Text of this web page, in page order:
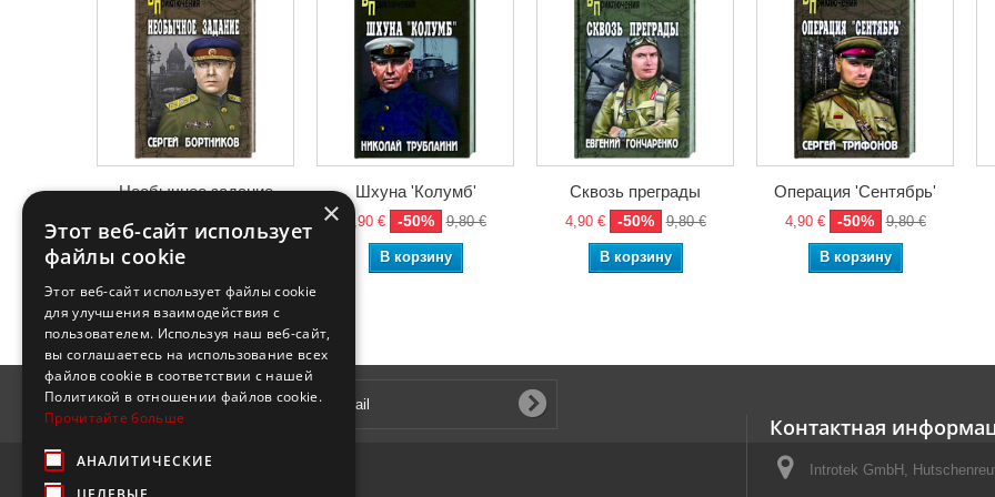
Необычное задание
5,90 € -50%
В корзину
Шхуна 'Колумб'
4,90 € -50% 9,80 €
В корзину
Сквозь преграды
4,90 € -50% 9,80 €
В корзину
Операция 'Сентябрь'
4,90 € -50% 9,80 €
В корзину
Рассылка
Контактная
Introtek GmbH,
×
Этот веб-сайт использует
файлы cookie
Этот веб-сайт использует файлы cookie
для улучшения взаимодействия с
пользователем. Используя наш веб-сайт,
вы соглашаетесь на использование всех
файлов cookie в соответствии с нашей
Политикой в ​​отношении файлов cookie.
Прочитайте больше
АНАЛИТИЧЕСКИЕ